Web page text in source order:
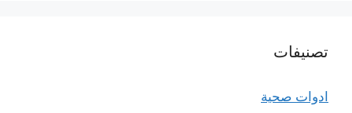
تصنيفات
ادوات صحية